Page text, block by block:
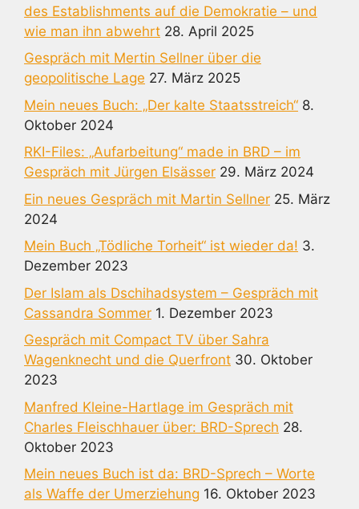
des Establishments auf die Demokratie – und
wie man ihn abwehrt 28. April 2025
Gespräch mit Mertin Sellner über die
geopolitische Lage 27. März 2025
Mein neues Buch: „Der kalte Staatsstreich“ 8.
Oktober 2024
RKI-Files: „Aufarbeitung“ made in BRD – im
Gespräch mit Jürgen Elsässer 29. März 2024
Ein neues Gespräch mit Martin Sellner 25. März
2024
Mein Buch „Tödliche Torheit“ ist wieder da! 3.
Dezember 2023
Der Islam als Dschihadsystem – Gespräch mit
Cassandra Sommer 1. Dezember 2023
Gespräch mit Compact TV über Sahra
Wagenknecht und die Querfront 30. Oktober
2023
Manfred Kleine-Hartlage im Gespräch mit
Charles Fleischhauer über: BRD-Sprech 28.
Oktober 2023
Mein neues Buch ist da: BRD-Sprech – Worte
als Waffe der Umerziehung 16. Oktober 2023